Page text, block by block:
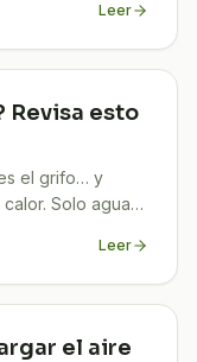
Leer
Revisa esto
el grifo… y
Solo agua
Leer
el aire